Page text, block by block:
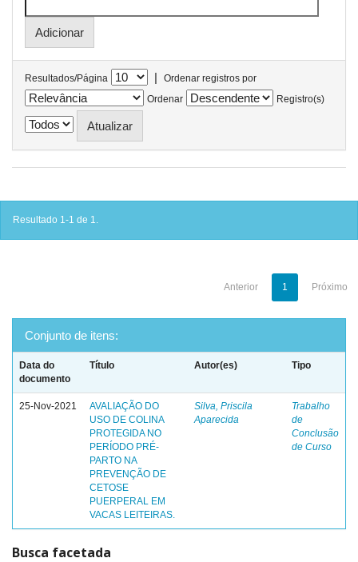
Resultados/Página |
Ordenar registros por
Ordenar
Registro(s)
Resultado 1-1 de 1.
Anterior 1 Próximo
Conjunto de itens:
Data do
documento
Título Autor(es) Tipo
25-Nov-2021
AVALIAÇÃO DO
USO DE COLINA
PROTEGIDA NO
PERÍODO PRÉ-
PARTO NA
PREVENÇÃO DE
CETOSE
PUERPERAL EM
VACAS LEITEIRAS.
Silva, Priscila
Aparecida
Trabalho
de
Conclusão
de Curso
Busca facetada